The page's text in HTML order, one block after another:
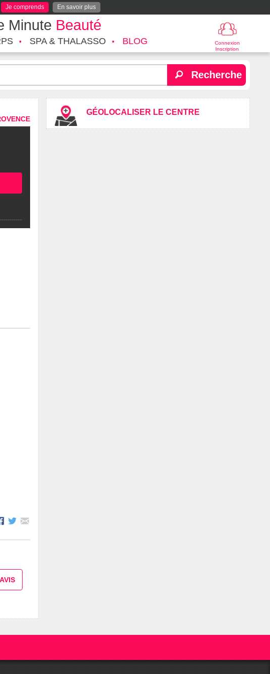
Je comprends En savoir plus
Minute Beauté
Connexion
Inscription
SPA & THALASSO BLOG
Recherche
GÉOLOCALISER LE CENTRE